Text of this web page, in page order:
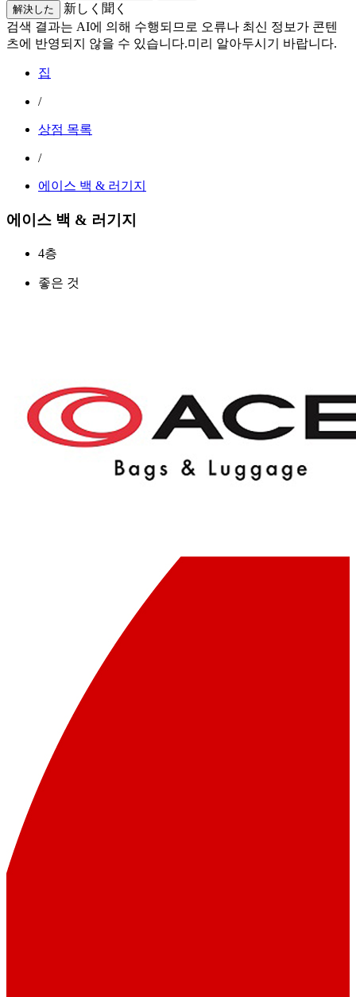
解決した
新しく聞く
검색 결과는 AI에 의해 수행되므로 오류나 최신 정보가 콘텐
츠에 반영되지 않을 수 있습니다.미리 알아두시기 바랍니다.
집
/
상점 목록
/
에이스 백 & 러기지
에이스 백 & 러기지
4층
좋은 것